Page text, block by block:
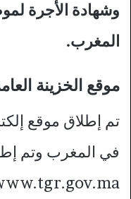
وشهادة الأجرة
المغرب.
موقع الخزينة
تم إطلاق موقع
في المغرب وتم